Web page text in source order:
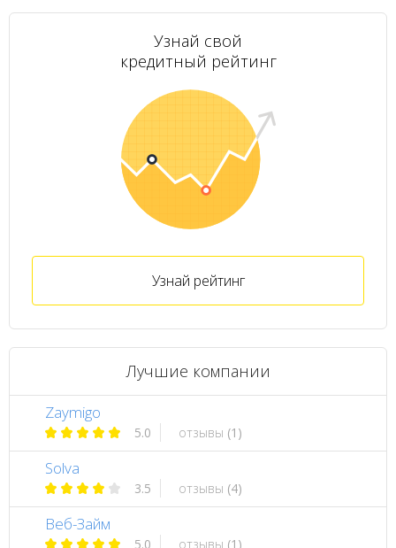
Узнай свой
кредитный рейтинг
Узнай рейтинг
Лучшие компании
Zaymigo
5.0 отзывы (1)
Solva
3.5 отзывы (4)
Веб-Займ
5.0 отзывы (1)